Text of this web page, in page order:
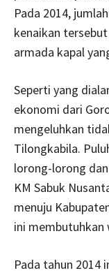
Pada 2014,
kenaikan
armada kapal
Seperti yang
ekonomi dari
mengeluhkan
Tilongkabila.
lorong-lorong
KM Sabuk
menuju
ini membutuhkan
Pada tahun 2014